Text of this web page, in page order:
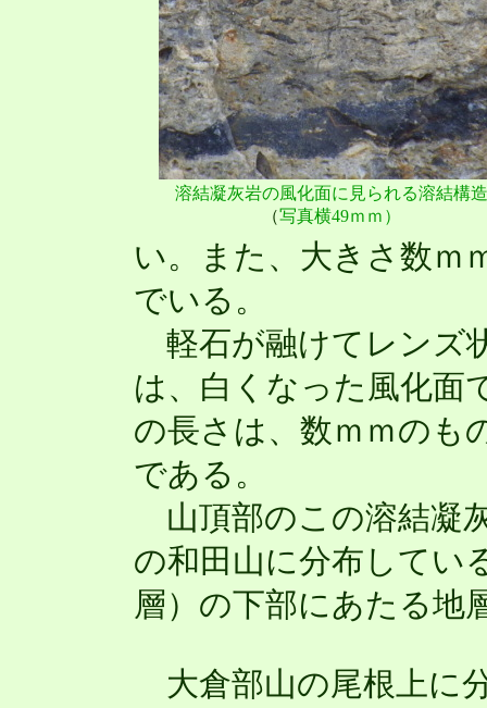
溶結凝灰岩の風化面に見られる溶結構造
（写真横49ｍｍ）
い。また、大きさ数ｍ
でいる。
軽石が融けてレンズ
は、白くなった風化面
の長さは、数ｍｍのも
である。
山頂部のこの溶結凝
の和田山に分布してい
層）の下部にあたる地
大倉部山の尾根上に